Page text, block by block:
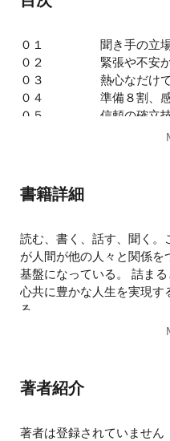
０１
聞き手の立
０２
緊張や不安
０３
熱心なだけ
０４
準備８割、
０５
信頼の確立
書籍詳細
読む、書く、話す、聞く。
が人間が他の人々と関係を
基盤になっている。 詰ま
心共に豊かな人生を実現す
る。
大切なことは「何を」話す
だ。 話し手の生き様、姿
本書は単なる話し上手にな
著者紹介
著者は登録されていません